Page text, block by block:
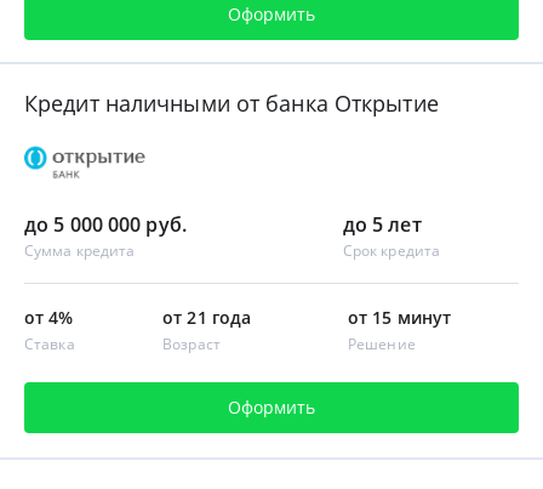
Оформить
Кредит наличными от банка Открытие
до 5 000 000 руб.
Сумма кредита
до 5 лет
Срок кредита
от 4%
Ставка
от 21 года
Возраст
от 15 минут
Решение
Оформить